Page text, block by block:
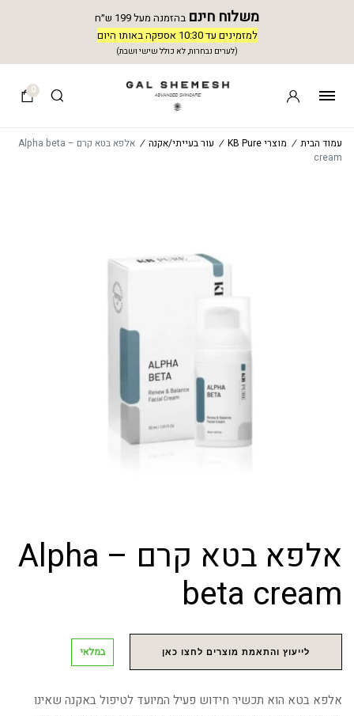
משלוח חינם בהזמנה מעל 199 ש״ח
למזמינים עד 10:30 אספקה באותו היום
(לערים נבחרות, לא כולל שישי ושבת)
0
עמוד הבית / מוצרי KB Pure / עור בעייתי/אקנה /
אלפא בטא קרם – Alpha beta
cream
אלפא בטא קרם – Alpha
beta cream
לייעוץ והתאמת מוצרים לחצו כאן במלאי
אלפא בטא הוא תכשיר חידוש פעיל המיועד לטיפול באקנה שאינו